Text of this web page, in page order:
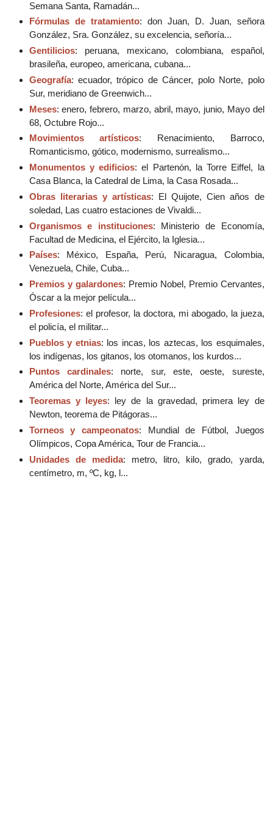
Semana Santa, Ramadán...
Fórmulas de tratamiento: don Juan, D. Juan, señora
González, Sra. González, su excelencia, señoría...
Gentilicios: peruana, mexicano, colombiana, español,
brasileña, europeo, americana, cubana...
Geografía: ecuador, trópico de Cáncer, polo Norte, polo
Sur, meridiano de Greenwich...
Meses: enero, febrero, marzo, abril, mayo, junio, Mayo del
68, Octubre Rojo...
Movimientos artísticos: Renacimiento, Barroco,
Romanticismo, gótico, modernismo, surrealismo...
Monumentos y edificios: el Partenón, la Torre Eiffel, la
Casa Blanca, la Catedral de Lima, la Casa Rosada...
Obras literarias y artísticas: El Quijote, Cien años de
soledad, Las cuatro estaciones de Vivaldi...
Organismos e instituciones: Ministerio de Economía,
Facultad de Medicina, el Ejército, la Iglesia...
Países: México, España, Perú, Nicaragua, Colombia,
Venezuela, Chile, Cuba...
Premios y galardones: Premio Nobel, Premio Cervantes,
Óscar a la mejor película...
Profesiones: el profesor, la doctora, mi abogado, la jueza,
el policía, el militar...
Pueblos y etnias: los incas, los aztecas, los esquimales,
los indígenas, los gitanos, los otomanos, los kurdos...
Puntos cardinales: norte, sur, este, oeste, sureste,
América del Norte, América del Sur...
Teoremas y leyes: ley de la gravedad, primera ley de
Newton, teorema de Pitágoras...
Torneos y campeonatos: Mundial de Fútbol, Juegos
Olímpicos, Copa América, Tour de Francia...
Unidades de medida: metro, litro, kilo, grado, yarda,
centímetro, m, ºC, kg, l...